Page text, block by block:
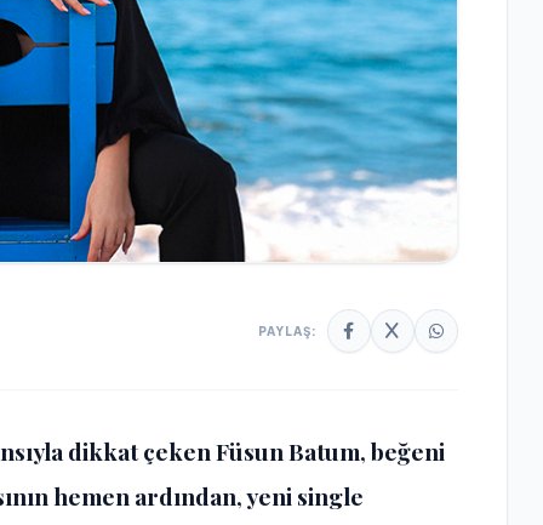
PAYLAŞ:
dikkat çekenFüsun Batum, beğeni
hemen ardından, yeni single